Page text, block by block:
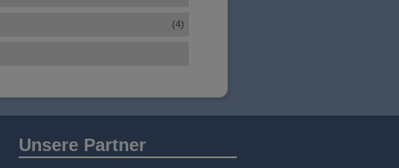
(4)
Unsere Partner